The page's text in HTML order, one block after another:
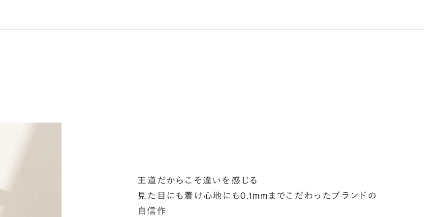
選んでセッティングすることができます。ショッピングカート画面で、
王道だからこそ違いを感じる
見た目にも着け心地にも0.1mmまでこだわったブランドの
自信作